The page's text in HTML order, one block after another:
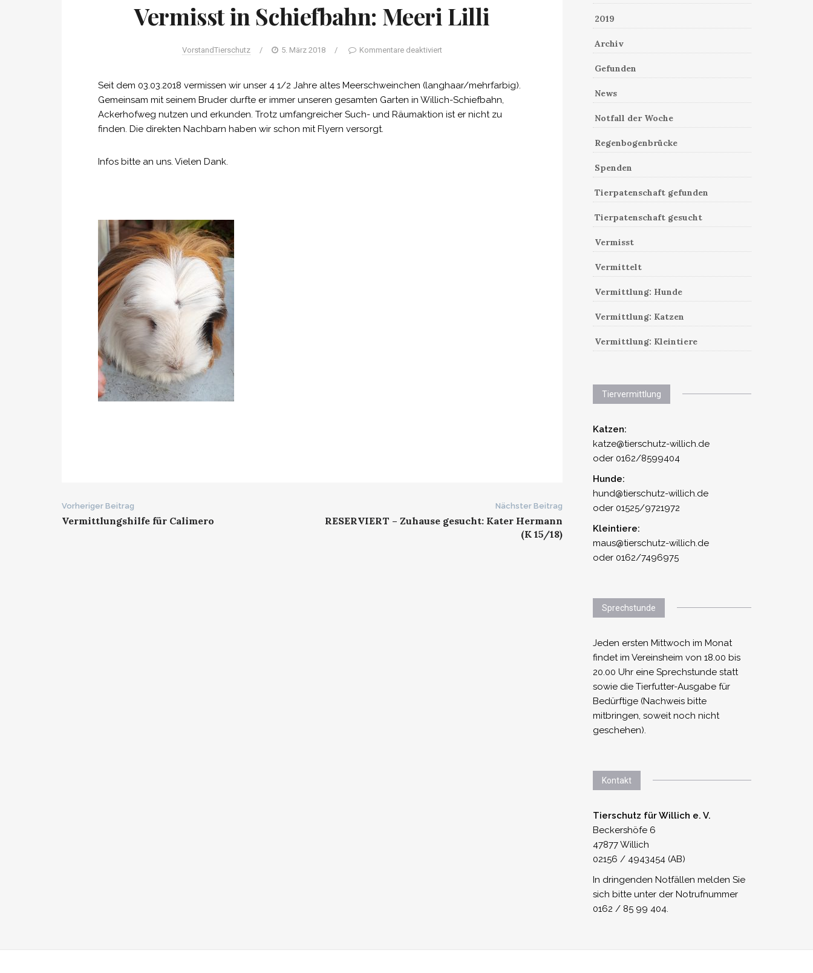
Vermisst in Schiefbahn: Meeri Lilli
VorstandTierschutz / 5. März 2018 / Kommentare deaktiviert
Seit dem 03.03.2018 vermissen wir unser 4 1/2 Jahre altes Meerschweinchen (langhaar/mehrfarbig).
Gemeinsam mit seinem Bruder durfte er immer unseren gesamten Garten in Willich-Schiefbahn,
Ackerhofweg nutzen und erkunden. Trotz umfangreicher Such- und Räumaktion ist er nicht zu
finden. Die direkten Nachbarn haben wir schon mit Flyern versorgt.
Infos bitte an uns. Vielen Dank.
Beitrags-
Navigation
Vorheriger Beitrag
Vermittlungshilfe für Calimero
Nächster Beitrag
RESERVIERT – Zuhause gesucht: Kater Hermann
(K 15/18)
2019
Archiv
Gefunden
News
Notfall der Woche
Regenbogenbrücke
Spenden
Tierpatenschaft gefunden
Tierpatenschaft gesucht
Vermisst
Vermittelt
Vermittlung: Hunde
Vermittlung: Katzen
Vermittlung: Kleintiere
Tiervermittlung
Katzen:
katze@tierschutz-willich.de
oder 0162/8599404
Hunde:
hund@tierschutz-willich.de
oder 01525/9721972
Kleintiere:
maus@tierschutz-willich.de
oder 0162/7496975
Sprechstunde
Jeden ersten Mittwoch im Monat
findet im Vereinsheim von 18.00 bis
20.00 Uhr eine Sprechstunde statt
sowie die Tierfutter-Ausgabe für
Bedürftige (Nachweis bitte
mitbringen, soweit noch nicht
geschehen).
Kontakt
Tierschutz für Willich e. V.
Beckershöfe 6
47877 Willich
02156 / 4943454 (AB)
In dringenden Notfällen melden Sie
sich bitte unter der Notrufnummer
0162 / 85 99 404.